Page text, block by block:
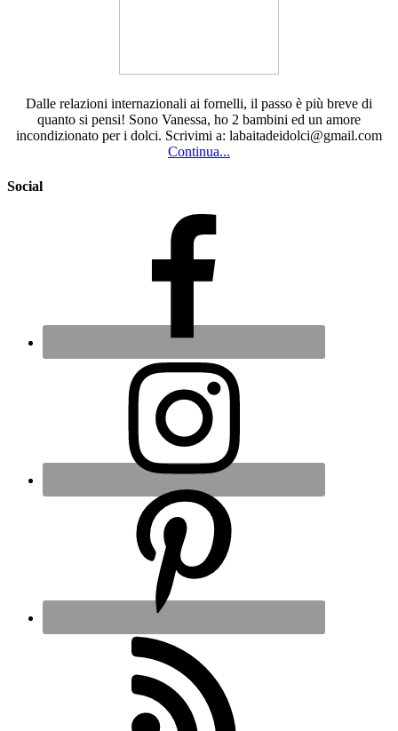
Dalle relazioni internazionali ai fornelli, il passo è più breve di
quanto si pensi! Sono Vanessa, ho 2 bambini ed un amore
incondizionato per i dolci. Scrivimi a: labaitadeidolci@gmail.com
Continua...
Social